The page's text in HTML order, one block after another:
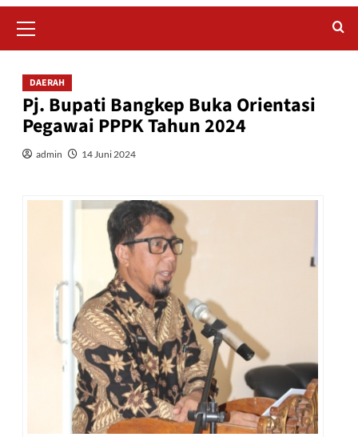
Menu
DAERAH
Pj. Bupati Bangkep Buka Orientasi
Pegawai PPPK Tahun 2024
admin 14 Juni 2024